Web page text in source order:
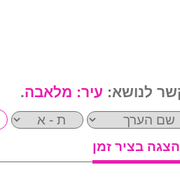
עיר: מלאבה.
הצגה בציר זמן